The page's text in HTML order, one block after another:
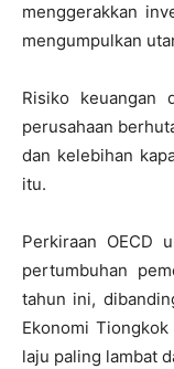
menggerakkan
mengumpulkan
Risiko keuangan
perusahaan
dan kelebihan
itu.
Perkiraan OECD
pertumbuhan
tahun ini,
Ekonomi
laju paling lambat